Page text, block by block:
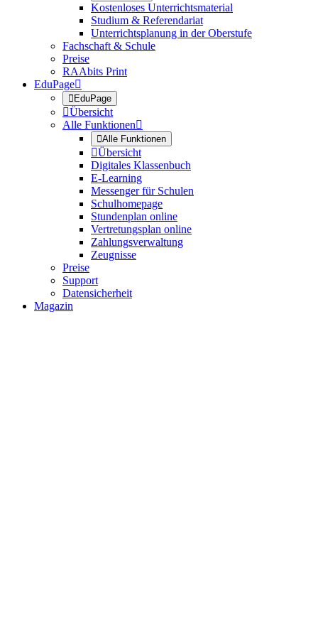
Kostenloses Unterrichtsmaterial
Studium & Referendariat
Unterrichtsplanung in der Oberstufe
Fachschaft & Schule
Preise
RAAbits Print
EduPage
EduPage
Übersicht
Alle Funktionen
Alle Funktionen
Übersicht
Digitales Klassenbuch
E-Learning
Messenger für Schulen
Schulhomepage
Stundenplan online
Vertretungsplan online
Zahlungsverwaltung
Zeugnisse
Preise
Support
Datensicherheit
Magazin